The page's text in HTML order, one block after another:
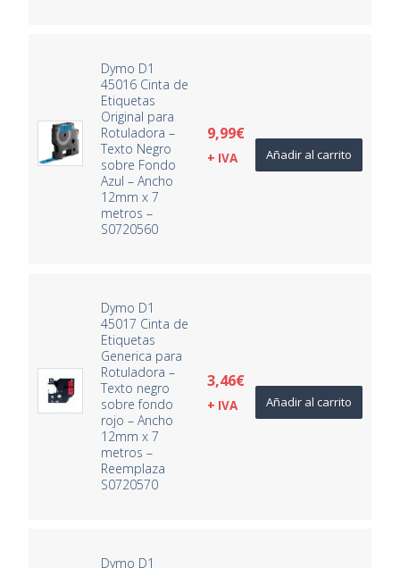
Dymo D1
45016 Cinta de
Etiquetas
Original para
Rotuladora –
Texto Negro
sobre Fondo
Azul – Ancho
12mm x 7
metros –
S0720560
9,99€
+ IVA Añadir al carrito
Dymo D1
45017 Cinta de
Etiquetas
Generica para
Rotuladora –
Texto negro
sobre fondo
rojo – Ancho
12mm x 7
metros –
Reemplaza
S0720570
3,46€
+ IVA Añadir al carrito
Dymo D1